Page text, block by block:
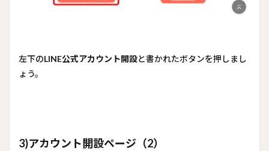
左下のLINE公式アカウント開設と書かれたボタンを押しまし
ょう。
3)アカウント開設ページ（2）